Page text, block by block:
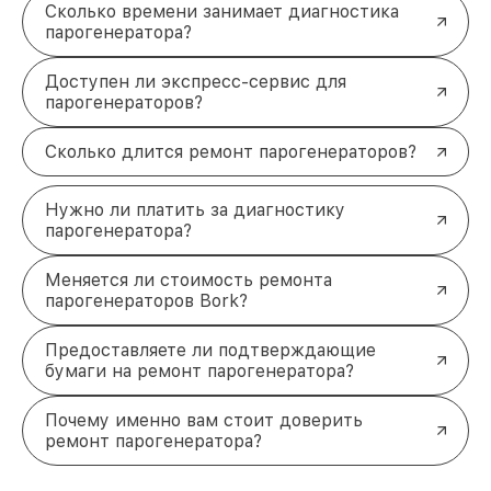
повреждения кабеля мешают стабильной
работе устройства.
Любой из этих случаев требует точного подхода,
чтобы гарантировать дальнейшую безопасную
эксплуатацию.
Почему стоит выбрать наш сервис
в Москве
Клиенты обращаются к нам за помощью благодаря
нескольким важным преимуществам:
Точная диагностика. Современное
оборудование позволяет определить проблему
в кратчайшие сроки.
Оригинальные запчасти. Используем только
проверенные детали, соответствующие
стандартам производителя.
Гарантия на работы . После ремонта вы
получаете документальное подтверждение
качества.
Быстрота выполнения. Большинство
неисправностей устраняется в течение 1–2
дней.
Мы понимаем, насколько важно, чтобы техника
Сколько времени занимает диагностика
парогенератора?
Доступен ли экспресс-сервис для
парогенераторов?
Сколько длится ремонт парогенераторов?
Нужно ли платить за диагностику
парогенератора?
Меняется ли стоимость ремонта
парогенераторов Bork?
Предоставляете ли подтверждающие
бумаги на ремонт парогенератора?
Почему именно вам стоит доверить
ремонт парогенератора?